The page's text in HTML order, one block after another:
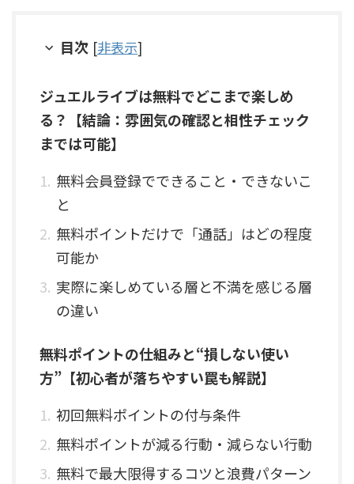
目次 [非表示]
ジュエルライブは無料でどこまで楽しめ
る？【結論：雰囲気の確認と相性チェック
までは可能】
無料会員登録でできること・できないこ
と
無料ポイントだけで「通話」はどの程度
可能か
実際に楽しめている層と不満を感じる層
の違い
無料ポイントの仕組みと“損しない使い
方”【初心者が落ちやすい罠も解説】
初回無料ポイントの付与条件
無料ポイントが減る行動・減らない行動
無料で最大限得するコツと浪費パターン